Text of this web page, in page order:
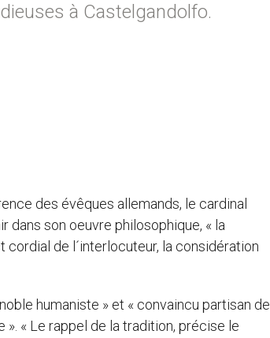
à Castelgandolfo.
des évêques allemands, le cardinal
dans son oeuvre philosophique, « la
de l´interlocuteur, la considération
humaniste » et « convaincu partisan de
« Le rappel de la tradition, précise le